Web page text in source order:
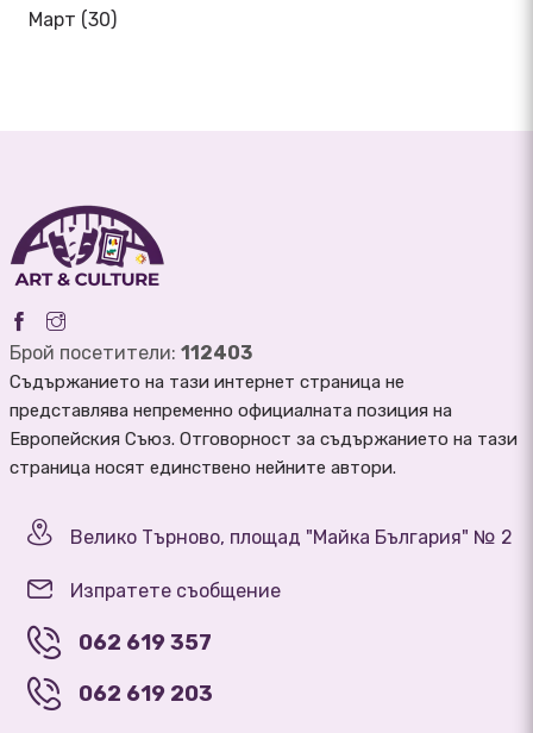
Март (30)
Брой посетители: 112403
Съдържанието на тази интернет страница не
представлява непременно официалната позиция на
Европейския Съюз. Отговорност за съдържанието на тази
страница носят единствено нейните автори.
Велико Търново, площад "Майка България" № 2
Изпратете съобщение
062 619 357
062 619 203